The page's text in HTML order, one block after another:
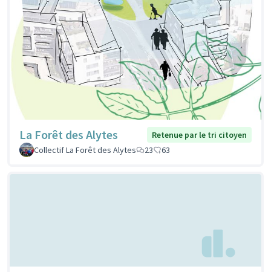
La Forêt des Alytes
Retenue par le tri citoyen
Collectif La Forêt des Alytes
23 63